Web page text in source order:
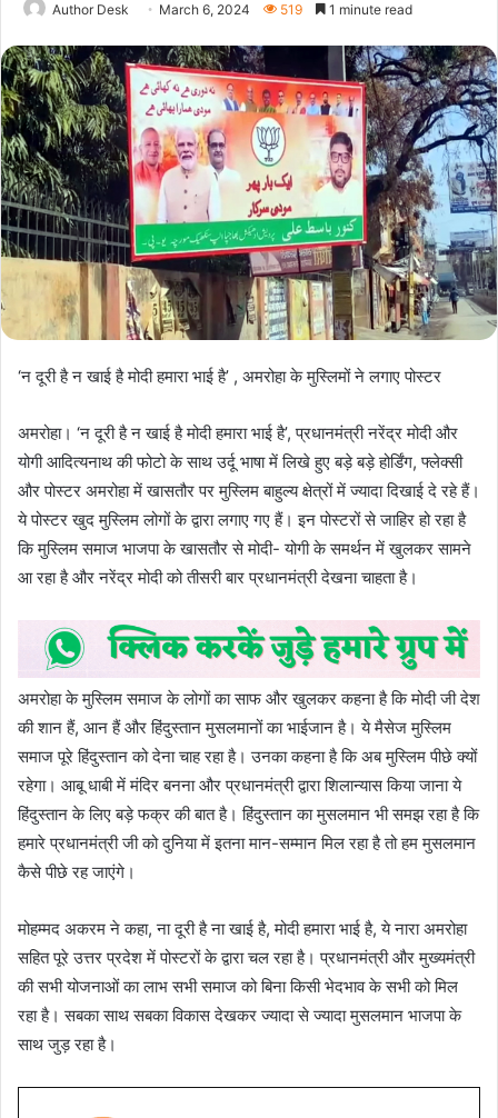
Author Desk March 6, 2024 519 1 minute read
‘न दूरी है न खाई है मोदी हमारा भाई है’ , अमरोहा के मुस्लिमों ने लगाए पोस्टर
अमरोहा। ‘न दूरी है न खाई है मोदी हमारा भाई है’, प्रधानमंत्री नरेंद्र मोदी और
योगी आदित्यनाथ की फोटो के साथ उर्दू भाषा में लिखे हुए बड़े बड़े होर्डिंग, फ्लेक्सी
और पोस्टर अमरोहा में खासतौर पर मुस्लिम बाहुल्य क्षेत्रों में ज्यादा दिखाई दे रहे हैं।
ये पोस्टर खुद मुस्लिम लोगों के द्वारा लगाए गए हैं। इन पोस्टरों से जाहिर हो रहा है
कि मुस्लिम समाज भाजपा के खासतौर से मोदी- योगी के समर्थन में खुलकर सामने
आ रहा है और नरेंद्र मोदी को तीसरी बार प्रधानमंत्री देखना चाहता है।
अमरोहा के मुस्लिम समाज के लोगों का साफ और खुलकर कहना है कि मोदी जी देश
की शान हैं, आन हैं और हिंदुस्तान मुसलमानों का भाईजान है। ये मैसेज मुस्लिम
समाज पूरे हिंदुस्तान को देना चाह रहा है। उनका कहना है कि अब मुस्लिम पीछे क्यों
रहेगा। आबू धाबी में मंदिर बनना और प्रधानमंत्री द्वारा शिलान्यास किया जाना ये
हिंदुस्तान के लिए बड़े फक्र की बात है। हिंदुस्तान का मुसलमान भी समझ रहा है कि
हमारे प्रधानमंत्री जी को दुनिया में इतना मान-सम्मान मिल रहा है तो हम मुसलमान
कैसे पीछे रह जाएंगे।
मोहम्मद अकरम ने कहा, ना दूरी है ना खाई है, मोदी हमारा भाई है, ये नारा अमरोहा
सहित पूरे उत्तर प्रदेश में पोस्टरों के द्वारा चल रहा है। प्रधानमंत्री और मुख्यमंत्री
की सभी योजनाओं का लाभ सभी समाज को बिना किसी भेदभाव के सभी को मिल
रहा है। सबका साथ सबका विकास देखकर ज्यादा से ज्यादा मुसलमान भाजपा के
साथ जुड़ रहा है।